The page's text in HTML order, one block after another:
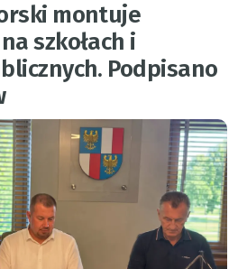
montuje
szkołach i
Podpisano